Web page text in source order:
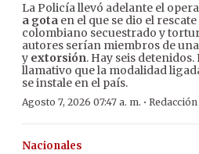
La Policía llevó adelante el
a gota en el que se dio el
colombiano secuestrado y
autores serían miembros de
y extorsión. Hay seis
llamativo que la modalidad
se instale en el país.
Agosto 7, 2026 07:47 a. m. · Redacción
Nacionales